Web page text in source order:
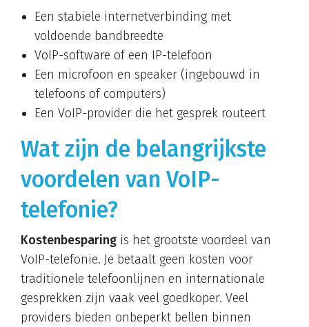
Een stabiele internetverbinding met
voldoende bandbreedte
VoIP-software of een IP-telefoon
Een microfoon en speaker (ingebouwd in
telefoons of computers)
Een VoIP-provider die het gesprek routeert
Wat zijn de belangrijkste
voordelen van VoIP-
telefonie?
Kostenbesparing is het grootste voordeel van
VoIP-telefonie. Je betaalt geen kosten voor
traditionele telefoonlijnen en internationale
gesprekken zijn vaak veel goedkoper. Veel
providers bieden onbeperkt bellen binnen